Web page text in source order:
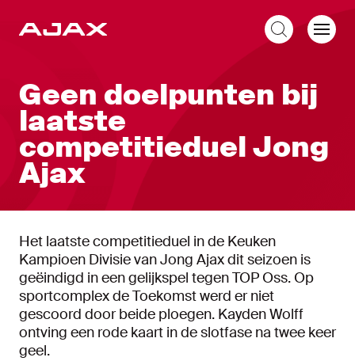
Geen doelpunten bij
laatste
competitieduel Jong
Ajax
Het laatste competitieduel in de Keuken
Kampioen Divisie van Jong Ajax dit seizoen is
geëindigd in een gelijkspel tegen TOP Oss. Op
sportcomplex de Toekomst werd er niet
gescoord door beide ploegen. Kayden Wolff
ontving een rode kaart in de slotfase na twee keer
geel.